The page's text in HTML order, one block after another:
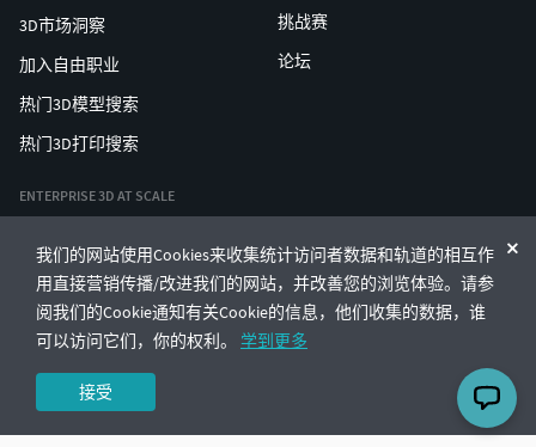
我们的网站使用Cookies来收集统计访问者数据和轨道的相互作
用直接营销传播/改进我们的网站，并改善您的浏览体验。请参
阅我们的Cookie通知有关Cookie的信息，他们收集的数据，谁
可以访问它们，你的权利。 学到更多
接受
3D市场洞察
加入自由职业
热门3D模型搜索
热门3D打印搜索
挑战赛
论坛
ENTERPRISE 3D AT SCALE
© CGTrader 2011-2026
UAB CGTrader, Antakalnio st. 17, Vilnius, Lithuania
条款与条件隐私🇨🇳 中文